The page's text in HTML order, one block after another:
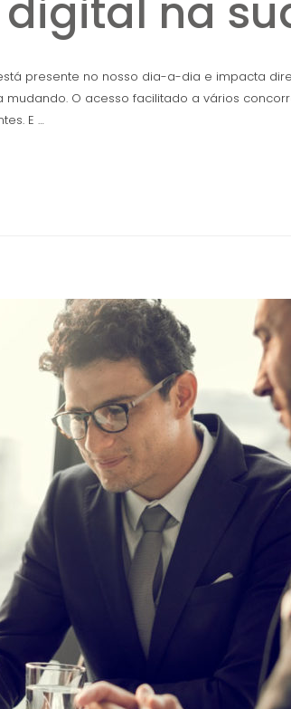
na
presente no nosso dia-a-dia e impacta
O acesso facilitado a vários
E …